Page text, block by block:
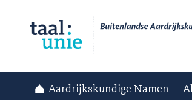
Aardrijkskundige Namen